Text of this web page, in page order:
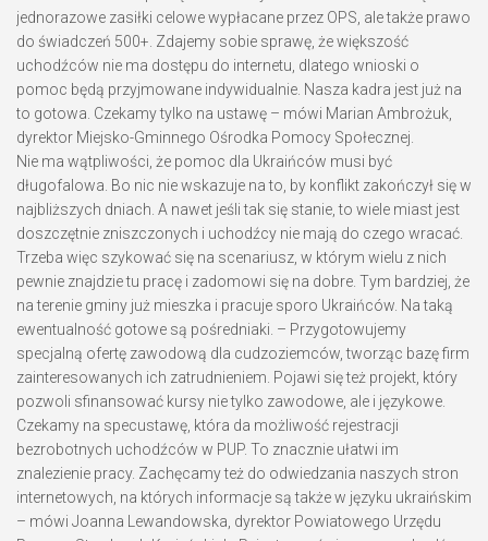
jednorazowe zasiłki celowe wypłacane przez OPS, ale także prawo
do świadczeń 500+. Zdajemy sobie sprawę, że większość
uchodźców nie ma dostępu do internetu, dlatego wnioski o
pomoc będą przyjmowane indywidualnie. Nasza kadra jest już na
to gotowa. Czekamy tylko na ustawę – mówi Marian Ambrożuk,
dyrektor Miejsko-Gminnego Ośrodka Pomocy Społecznej.
Nie ma wątpliwości, że pomoc dla Ukraińców musi być
długofalowa. Bo nic nie wskazuje na to, by konflikt zakończył się w
najbliższych dniach. A nawet jeśli tak się stanie, to wiele miast jest
doszczętnie zniszczonych i uchodźcy nie mają do czego wracać.
Trzeba więc szykować się na scenariusz, w którym wielu z nich
pewnie znajdzie tu pracę i zadomowi się na dobre. Tym bardziej, że
na terenie gminy już mieszka i pracuje sporo Ukraińców. Na taką
ewentualność gotowe są pośredniaki. – Przygotowujemy
specjalną ofertę zawodową dla cudzoziemców, tworząc bazę firm
zainteresowanych ich zatrudnieniem. Pojawi się też projekt, który
pozwoli sfinansować kursy nie tylko zawodowe, ale i językowe.
Czekamy na specustawę, która da możliwość rejestracji
bezrobotnych uchodźców w PUP. To znacznie ułatwi im
znalezienie pracy. Zachęcamy też do odwiedzania naszych stron
internetowych, na których informacje są także w języku ukraińskim
– mówi Joanna Lewandowska, dyrektor Powiatowego Urzędu